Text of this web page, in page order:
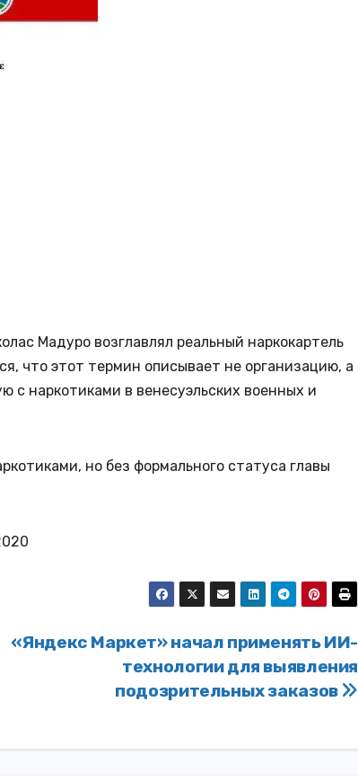
Мадуро возглавлял реальный наркокартель
что этот термин описывает не организацию, а
с наркотиками в венесуэльских военных и
но без формального статуса главы
«Яндекс Маркет» начал применять ИИ-
технологии для выявления
подозрительных заказов